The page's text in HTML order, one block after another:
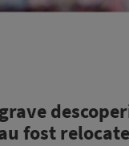
fost